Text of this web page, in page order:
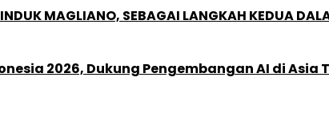
MAGLIANO, SEBAGAI LANGKAH KEDUA
2026, Dukung Pengembangan AI di Asia